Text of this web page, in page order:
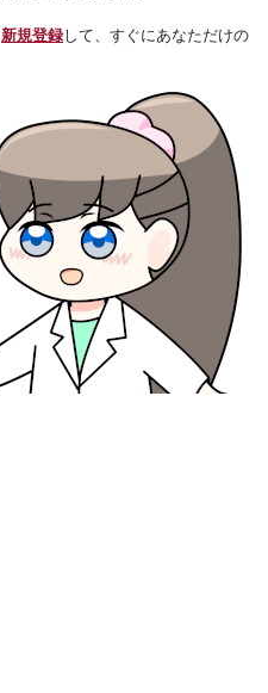
新規登録して、すぐにあなただけの